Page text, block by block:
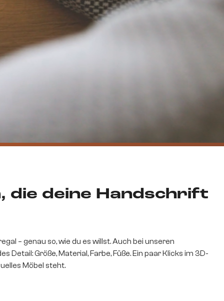
die deine Handschrift
– genau so, wie du es willst. Auch bei unseren
Detail: Größe, Material, Farbe, Füße. Ein paar Klicks im 3D-
Möbel steht.